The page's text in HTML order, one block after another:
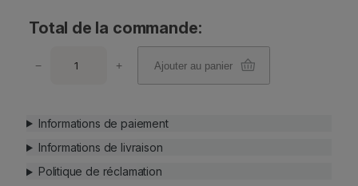
Total de la commande:
t
i
é
− + Ajouter au panier
Informations de paiement
Informations de livraison
Politique de réclamation